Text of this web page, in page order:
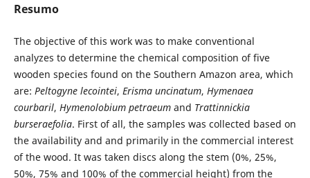
Resumo
The objective of this work was to make conventional
analyzes to determine the chemical composition of five
wooden species found on the Southern Amazon area, which
are: Peltogyne lecointei, Erisma uncinatum, Hymenaea
courbaril, Hymenolobium petraeum and Trattinnickia
burseraefolia. First of all, the samples was collected based on
the availability and and primarily in the commercial interest
of the wood. It was taken discs along the stem (0%, 25%,
50%, 75% and 100% of the commercial height) from the